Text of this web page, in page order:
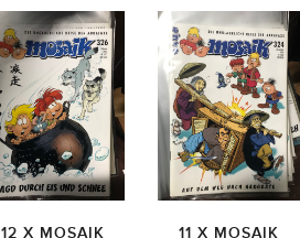
12 X MOSAIK
11 X MOSAIK